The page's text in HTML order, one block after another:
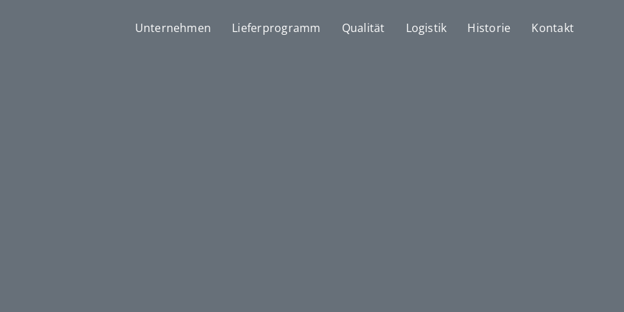
Unternehmen Lieferprogramm Qualität Logistik Historie Kontakt